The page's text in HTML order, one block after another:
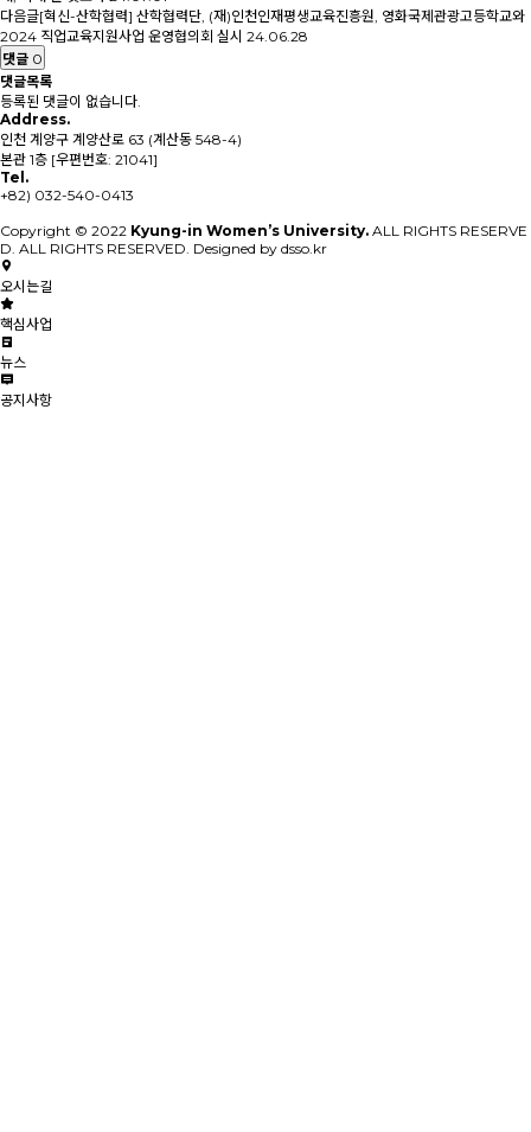
다음글[혁신-산학협력] 산학협력단, (재)인천인재평생교육진흥원, 영화국제관광고등학교와
2024 직업교육지원사업 운영협의회 실시 24.06.28
댓글 0
댓글목록
등록된 댓글이 없습니다.
Address.
인천 계양구 계양산로 63 (계산동 548-4)
본관 1층 [우편번호: 21041]
Tel.
+82) 032-540-0413
Copyright © 2022 Kyung-in Women’s University. ALL RIGHTS RESERVE
D. ALL RIGHTS RESERVED. Designed by dsso.kr
오시는길
핵심사업
뉴스
공지사항